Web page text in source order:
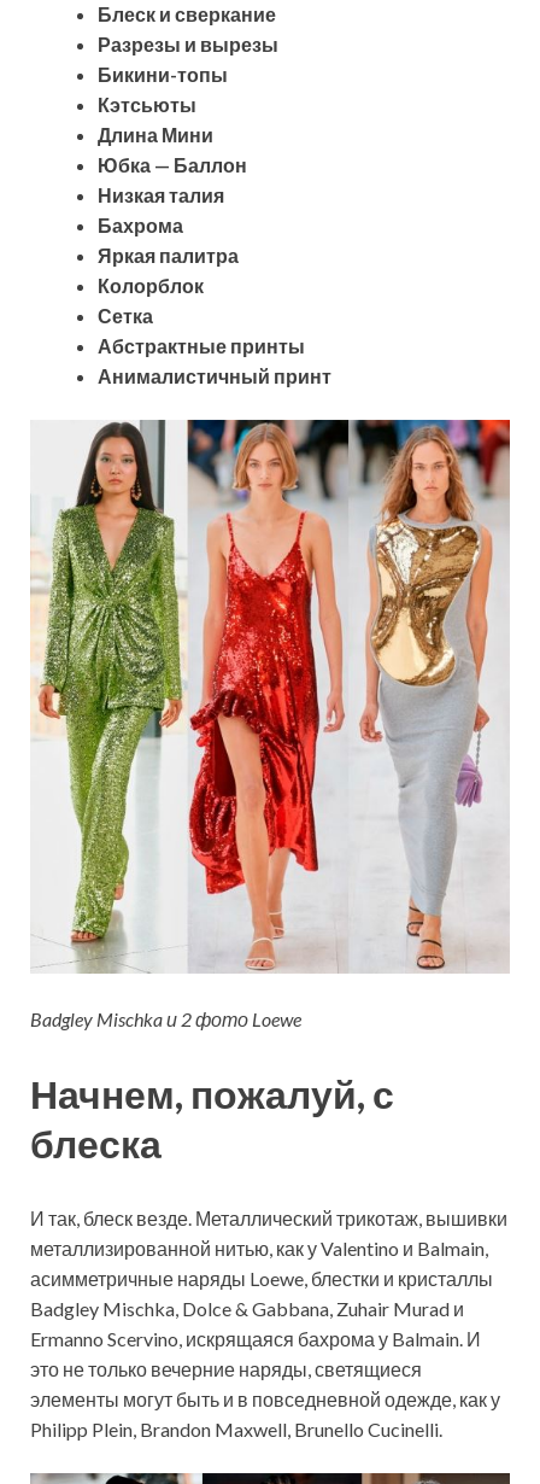
Блеск и сверкание
Разрезы и вырезы
Бикини-топы
Кэтсьюты
Длина Мини
Юбка — Баллон
Низкая талия
Бахрома
Яркая палитра
Колорблок
Сетка
Абстрактные принты
Анималистичный принт
Badgley Mischka и 2 фото Loewe
Начнем, пожалуй, с
блеска
И так, блеск везде. Металлический трикотаж, вышивки
металлизированной нитью, как у Valentino и Balmain,
асимметричные наряды Loewe, блестки и кристаллы
Badgley Mischka, Dolce & Gabbana, Zuhair Murad и
Ermanno Scervino, искрящаяся бахрома у Balmain. И
это не только вечерние наряды, светящиеся
элементы могут быть и в повседневной одежде, как у
Philipp Plein, Brandon Maxwell, Brunello Cucinelli.